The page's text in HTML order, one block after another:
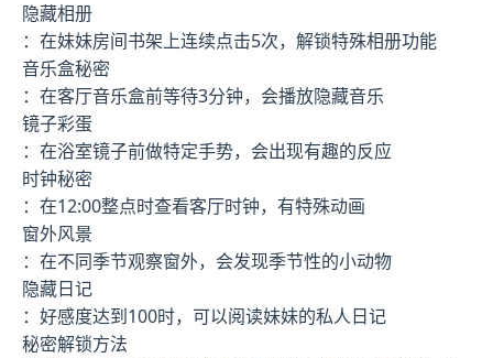
隐藏相册
：在妹妹房间书架上连续点击5次，解锁特殊相册功能
音乐盒秘密
：在客厅音乐盒前等待3分钟，会播放隐藏音乐
镜子彩蛋
：在浴室镜子前做特定手势，会出现有趣的反应
时钟秘密
：在12:00整点时查看客厅时钟，有特殊动画
窗外风景
：在不同季节观察窗外，会发现季节性的小动物
隐藏日记
：好感度达到100时，可以阅读妹妹的私人日记
秘密解锁方法